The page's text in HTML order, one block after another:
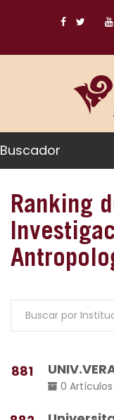
Buscador
Ranking
881
0